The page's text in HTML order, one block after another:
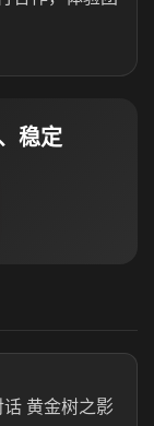
稳定
黄金树之影